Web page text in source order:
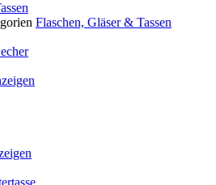
Flaschen, Gläser & Tassen